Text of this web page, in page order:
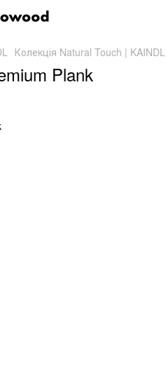
Колекція Natural Touch | KAINDL
Plank